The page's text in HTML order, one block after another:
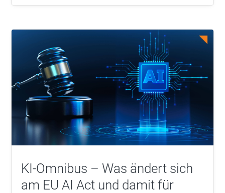
KI-Omnibus – Was ändert sich
am EU AI Act und damit für